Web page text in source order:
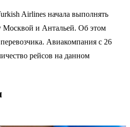
Airlines начала выполнять
и Антальей. Об этом
Авиакомпания с 26
рейсов на данном